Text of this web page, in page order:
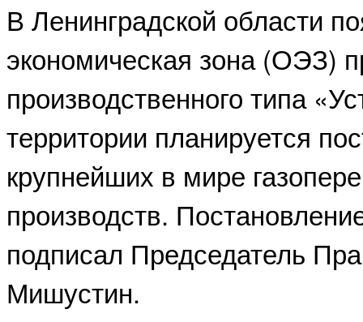
В Ленинградской области
экономическая зона (ОЭЗ)
производственного типа
территории планируется
крупнейших в мире
производств.
подписал Председатель
Мишустин.